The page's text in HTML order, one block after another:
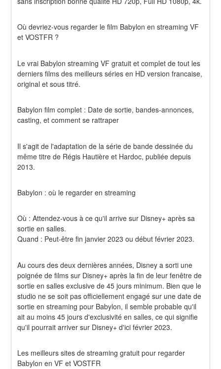
Où devriez-vous regarder le film Babylon en streaming VF
et VOSTFR ?
Le vrai Babylon streaming VF gratuit et complet de tout les
derniers films des meilleurs séries en HD version francaise,
original et sous titré.
Babylon film complet : Date de sortie, bandes-annonces,
casting, et comment se rattraper
Il s'agit de l'adaptation de la série de bande dessinée du
même titre de Régis Hautière et Hardoc, publiée depuis
2013.
Babylon : où le regarder en streaming
Où : Attendez-vous à ce qu'il arrive sur Disney+ après sa
sortie en salles.
Quand : Peut-être fin janvier 2023 ou début février 2023.
Au cours des deux dernières années, Disney a sorti une
poignée de films sur Disney+ après la fin de leur fenêtre de
sortie en salles exclusive de 45 jours minimum. Bien que le
studio ne se soit pas officiellement engagé sur une date de
sortie en streaming pour Babylon, il semble probable qu'il
ait au moins 45 jours d'exclusivité en salles, ce qui signifie
qu'il pourrait arriver sur Disney+ d'ici février 2023.
Les meilleurs sites de streaming gratuit pour regarder
Babylon en VF et VOSTFR